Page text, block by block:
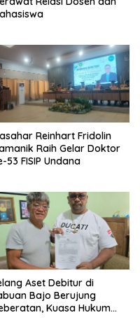
Reinhart Fridolin
Raih Gelar Doktor
53 FISIP Undana
Aset Debitur di
Bajo Berujung
Kuasa Hukum